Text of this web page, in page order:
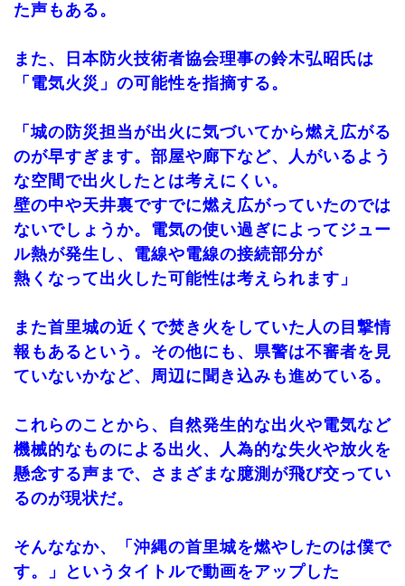
た声もある。
また、日本防火技術者協会理事の鈴木弘昭氏は
「電気火災」の可能性を指摘する。
「城の防災担当が出火に気づいてから燃え広がる
のが早すぎます。部屋や廊下など、人がいるよう
な空間で出火したとは考えにくい。
壁の中や天井裏ですでに燃え広がっていたのでは
ないでしょうか。電気の使い過ぎによってジュー
ル熱が発生し、電線や電線の接続部分が
熱くなって出火した可能性は考えられます」
また首里城の近くで焚き火をしていた人の目撃情
報もあるという。その他にも、県警は不審者を見
ていないかなど、周辺に聞き込みも進めている。
これらのことから、自然発生的な出火や電気など
機械的なものによる出火、人為的な失火や放火を
懸念する声まで、さまざまな臆測が飛び交ってい
るのが現状だ。
そんななか、「沖縄の首里城を燃やしたのは僕で
す。」というタイトルで動画をアップした